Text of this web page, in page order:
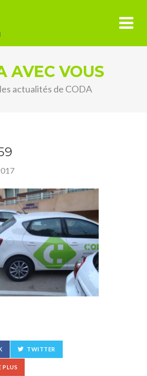
AVEC VOUS
actualités de CODA
TWITTER
PLUS